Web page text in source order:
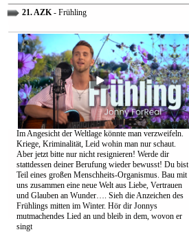
21. AZK- Frühling
Im Angesicht der Weltlage könnte man verzweifeln.
Kriege, Kriminalität, Leid wohin man nur schaut.
Aber jetzt bitte nur nicht resignieren! Werde dir
stattdessen deiner Berufung wieder bewusst! Du bist
Teil eines großen Menschheits-Organismus. Bau mit
uns zusammen eine neue Welt aus Liebe, Vertrauen
und Glauben an Wunder…. Sieh die Anzeichen des
Frühlings mitten im Winter. Hör dir Jonnys
mutmachendes Lied an und bleib in dem, wovon er
singt